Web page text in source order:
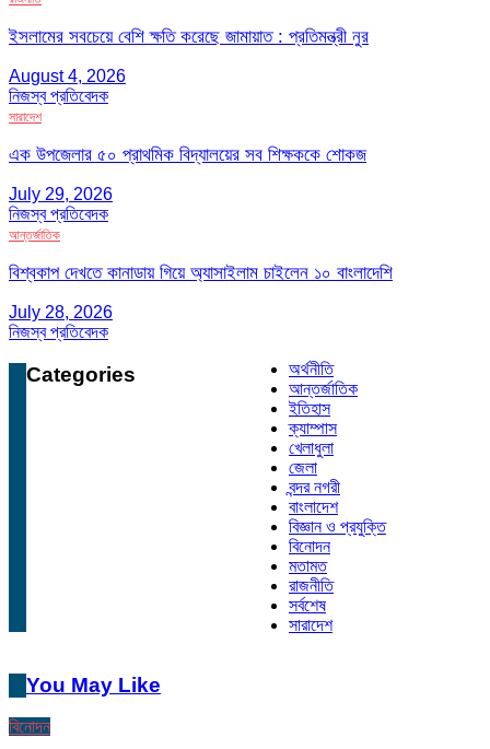
ইসলামের সবচেয়ে বেশি ক্ষতি করেছে জামায়াত : প্রতিমন্ত্রী নুর
August 4, 2026
নিজস্ব প্রতিবেদক
সারাদেশ
এক উপজেলার ৫০ প্রাথমিক বিদ্যালয়ের সব শিক্ষককে শোকজ
July 29, 2026
নিজস্ব প্রতিবেদক
আন্তর্জাতিক
বিশ্বকাপ দেখতে কানাডায় গিয়ে অ্যাসাইলাম চাইলেন ১০ বাংলাদেশি
July 28, 2026
নিজস্ব প্রতিবেদক
Categories
অর্থনীতি
আন্তর্জাতিক
ইতিহাস
ক্যাম্পাস
খেলাধুলা
জেলা
বন্দর নগরী
বাংলাদেশ
বিজ্ঞান ও প্রযুক্তি
বিনোদন
মতামত
রাজনীতি
সর্বশেষ
সারাদেশ
You May Like
বিনোদন